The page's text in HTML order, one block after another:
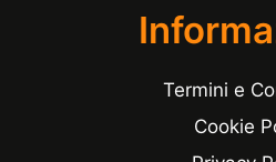
Termini e
Cookie